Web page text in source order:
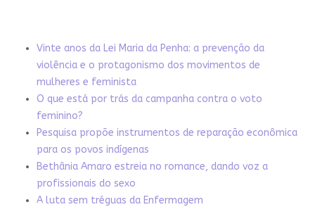
Vinte anos da Lei Maria da Penha: a prevenção da
violência e o protagonismo dos movimentos de
mulheres e feminista
O que está por trás da campanha contra o voto
feminino?
Pesquisa propõe instrumentos de reparação econômica
para os povos indígenas
Bethânia Amaro estreia no romance, dando voz a
profissionais do sexo
A luta sem tréguas da Enfermagem